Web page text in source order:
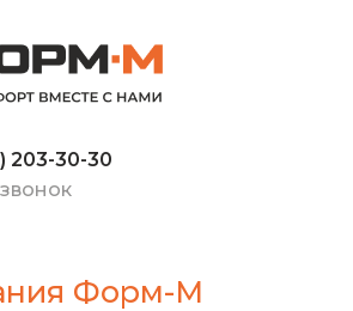
203-30-30
Форм-М